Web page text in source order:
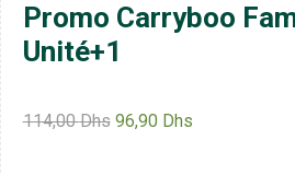
Promo Carryboo
Unité+1
114,00Dhs Le
96,90 DhsLe